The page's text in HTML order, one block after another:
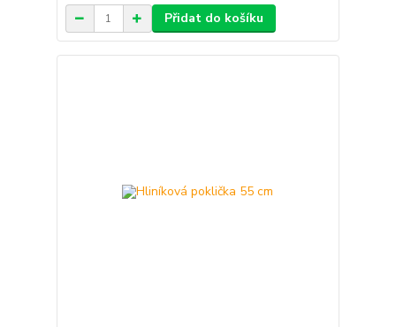
Přidat do košíku